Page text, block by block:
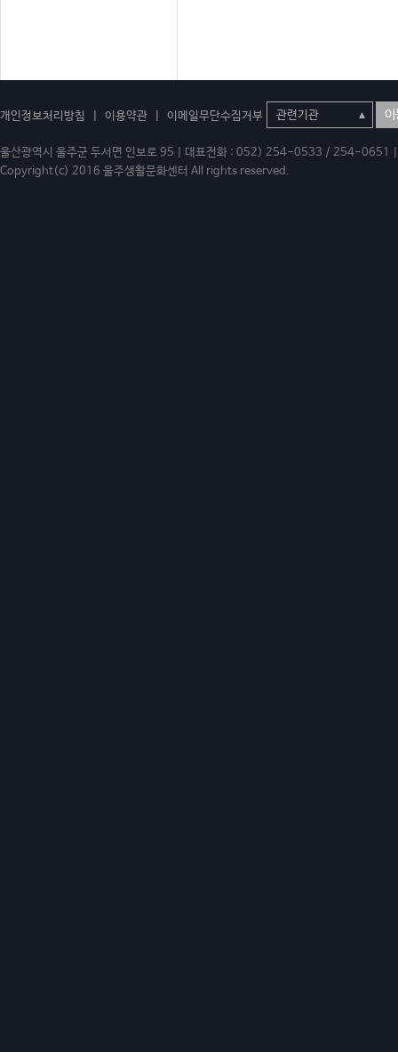
개인정보처리방침 이용약관 이메일무단수집거부 이
울산광역시 울주군 두서면 인보로 95 | 대표전화 : 052) 254-0533 / 254-
Copyright(c) 2016 울주생활문화센터 All rights reserved.